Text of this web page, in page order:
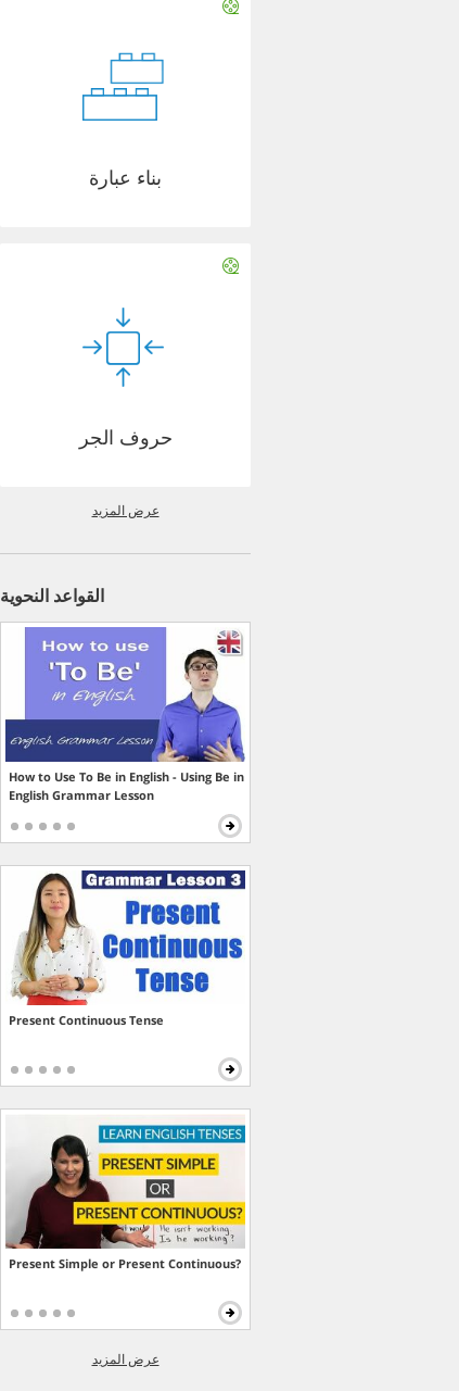
بناء عبارة
حروف الجر
عرض المزيد
القواعد النحوية
How to Use To Be in English - Using Be in
English Grammar Lesson
Present Continuous Tense
Present Simple or Present Continuous?
عرض المزيد